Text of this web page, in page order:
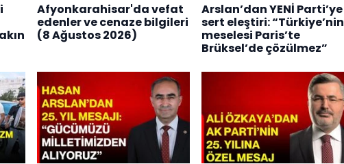
Afyonkarahisar'da vefat
edenler ve cenaze bilgileri
(8 Ağustos 2026)
Arslan’dan YENİ Parti’ye
sert eleştiri: “Türkiye’nin
meselesi Paris’te
Brüksel’de çözülmez”